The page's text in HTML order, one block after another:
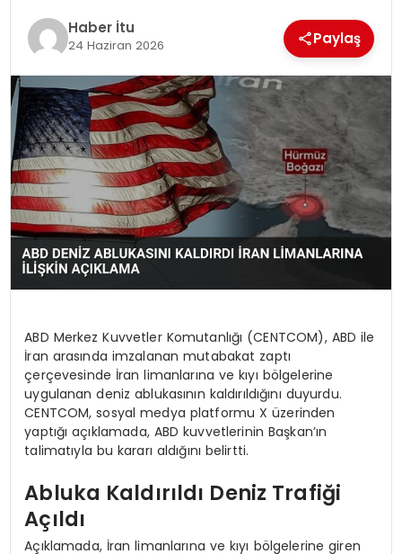
MAGAZIN
SPOR
YAŞAM
Haber İtu
24 Haziran 2026 Paylaş
ABD Merkez Kuvvetler Komutanlığı (CENTCOM), ABD ile
İran arasında imzalanan mutabakat zaptı
çerçevesinde İran limanlarına ve kıyı bölgelerine
uygulanan deniz ablukasının kaldırıldığını duyurdu.
CENTCOM, sosyal medya platformu X üzerinden
yaptığı açıklamada, ABD kuvvetlerinin Başkan’ın
talimatıyla bu kararı aldığını belirtti.
Abluka Kaldırıldı Deniz Trafiği
Açıldı
Açıklamada, İran limanlarına ve kıyı bölgelerine giren